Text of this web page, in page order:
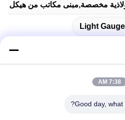
مخصصة,مبنى مكاتب من هيكل
Light
7:38 AM
Good day, what